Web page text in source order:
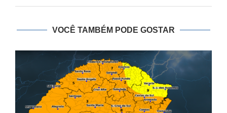
VOCÊ TAMBÉM PODE GOSTAR